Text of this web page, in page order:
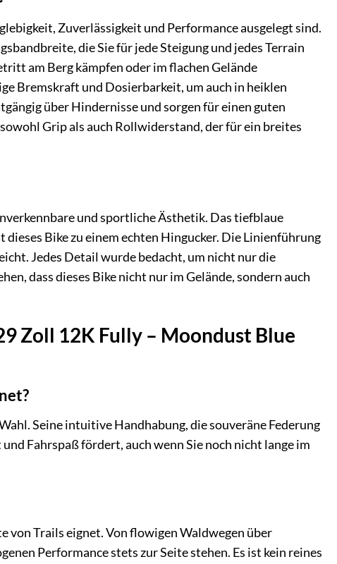
Zuverlässigkeit und Performance ausgelegt sind.
die Sie für jede Steigung und jedes Terrain
am Berg kämpfen oder im flachen Gelände
Bremskraft und Dosierbarkeit, um auch in heiklen
über Hindernisse und sorgen für einen guten
Grip als auch Rollwiderstand, der für ein breites
und sportliche Ästhetik. Das tiefblaue
Bike zu einem echten Hingucker. Die Linienführung
Jedes Detail wurde bedacht, um nicht nur die
dass dieses Bike nicht nur im Gelände, sondern auch
Zoll 12K Fully – Moondust Blue
Seine intuitive Handhabung, die souveräne Federung
Fahrspaß fördert, auch wenn Sie noch nicht lange im
von Trails eignet. Von flowigen Waldwegen über
Performance stets zur Seite stehen. Es ist kein reines